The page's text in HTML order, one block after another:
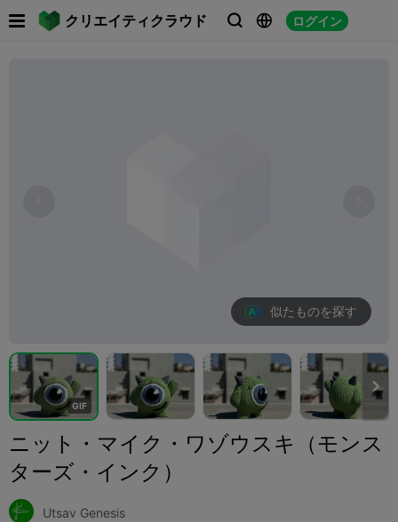
クリエイティクラウド   ログイン
似たものを探す
GIF

ニット・マイク・ワゾウスキ（モンス
ターズ・インク）
Utsav Genesis